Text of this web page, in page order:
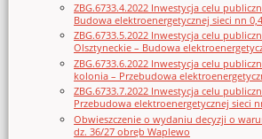
ZBG.6733.4.2022 Inwestycja celu
Budowa elektroenergetycznej sieci nn
ZBG.6733.5.2022 Inwestycja celu
Olsztyneckie – Budowa
ZBG.6733.6.2022 Inwestycja celu
kolonia – Przebudowa
ZBG.6733.7.2022 Inwestycja celu
Przebudowa elektroenergetycznej sieci
Obwieszczenie o wydaniu decyzji o
dz. 36/27 obręb Waplewo